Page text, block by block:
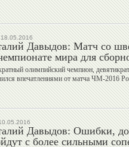
Екатерина
Киселева
Владимир
Гескин
Давыдов: Матч со
мира для
олимпийский чемпион,
впечатлениями от матча ЧМ-2016
Давыдов: Ошибки,
с более сильными